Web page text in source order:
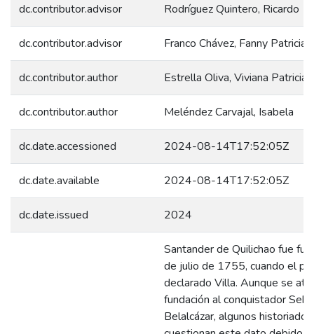
dc.contributor.advisor Rodríguez Quintero, Ricardo
dc.contributor.advisor Franco Chávez, Fanny Patricia
dc.contributor.author Estrella Oliva, Viviana Patricia
dc.contributor.author Meléndez Carvajal, Isabela
dc.date.accessioned 2024-08-14T17:52:05Z
dc.date.available 2024-08-14T17:52:05Z
dc.date.issued 2024
Santander de Quilichao fue
de julio de 1755, cuando el
declarado Villa. Aunque se
fundación al conquistador
Belalcázar, algunos